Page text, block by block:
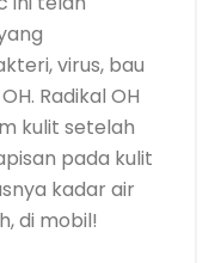
bau
2 jam.
membunuh
with